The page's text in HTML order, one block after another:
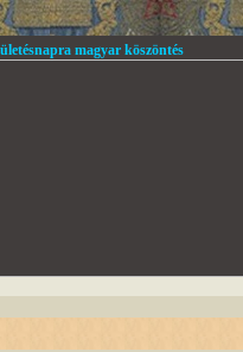
magyar köszöntés